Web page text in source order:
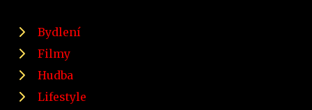
Bydlení
Filmy
Hudba
Lifestyle